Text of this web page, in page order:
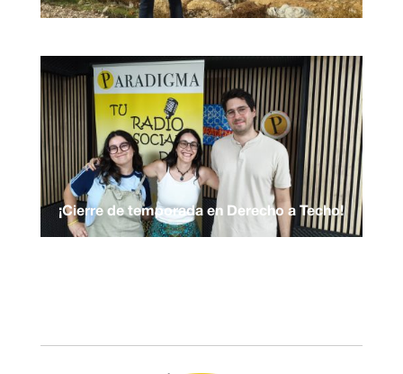
¡Cierre de temporada en Derecho a Techo!